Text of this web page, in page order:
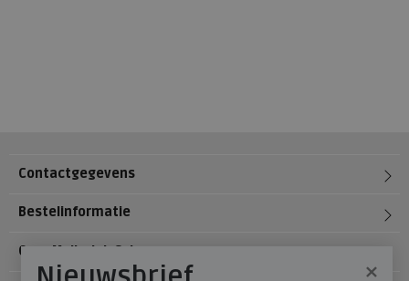
Contactgegevens
Bestelinformatie
Over Meijerink Schoenen
×